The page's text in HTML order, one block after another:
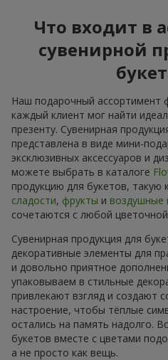
Что входит в
сувенирной
Наш подарочный ассортимент
каждый клиент мог найти
презенту. Сувенирная
представлена в виде мини-
эксклюзивных аксессуаров и
можете выбрать в каталоге
продукцию для букетов, такую
сладости, фрукты и воздушные
сочетаются с любой
Сувенирная продукция для
декоративные элементы для
и довольно приятное
упаковываем в стильные
привлекают взгляд и создают
настроение, чтобы тёплые
остались на память надолго.
букетов вместе с цветами
а не просто как вещь.